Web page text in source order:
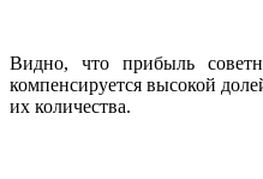
Видно, что прибыль
компенсируется высокой
их количества.